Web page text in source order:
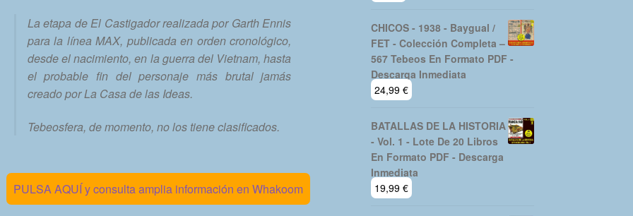
La etapa de El Castigador realizada por Garth Ennis
para la línea MAX, publicada en orden cronológico,
desde el nacimiento, en la guerra del Vietnam, hasta
el probable fin del personaje más brutal jamás
creado por La Casa de las Ideas.
Tebeosfera, de momento, no los tiene clasificados.
PULSA AQUÍ y consulta amplia información en Whakoom
CHICOS - 1938 - Baygual /
FET - Colección Completa –
567 Tebeos En Formato PDF -
Descarga Inmediata
24,99 €
BATALLAS DE LA HISTORIA
- Vol. 1 - Lote De 20 Libros
En Formato PDF - Descarga
Inmediata
19,99 €